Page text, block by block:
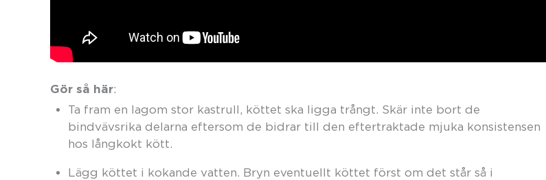
Gör så här:
Ta fram en lagom stor kastrull, köttet ska ligga trångt. Skär inte bort de
bindvävsrika delarna eftersom de bidrar till den eftertraktade mjuka konsistensen
hos långkokt kött.
Lägg köttet i kokande vatten. Bryn eventuellt köttet först om det står så i